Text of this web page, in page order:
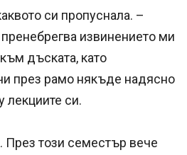
си пропуснала. –
извинението ми
дъската, като
през рамо някъде надясно
си.
През този семестър вече